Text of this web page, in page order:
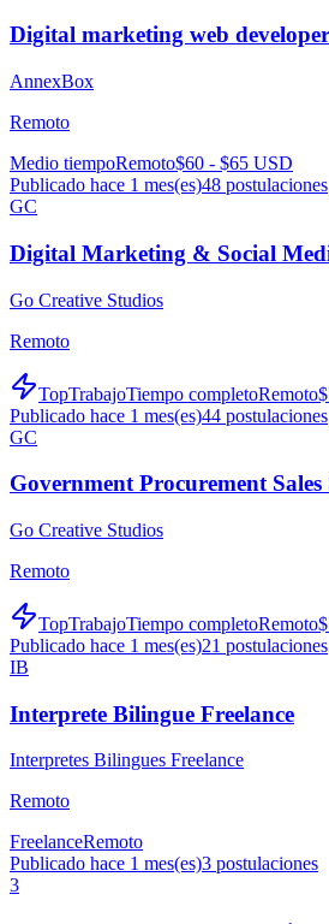
Digital marketing web developer
AnnexBox
Remoto
Medio tiempoRemoto$60 - $65 USD
Publicado hace 1 mes(es)48 postulaciones
GC
Digital Marketing & Social
Go Creative Studios
Remoto
TopTrabajoTiempo completoRemoto
Publicado hace 1 mes(es)44 postulaciones
GC
Government Procurement Sales
Go Creative Studios
Remoto
TopTrabajoTiempo completoRemoto
Publicado hace 1 mes(es)21 postulaciones
IB
Interprete Bilingue Freelance
Interpretes Bilingues Freelance
Remoto
FreelanceRemoto
Publicado hace 1 mes(es)3 postulaciones
3